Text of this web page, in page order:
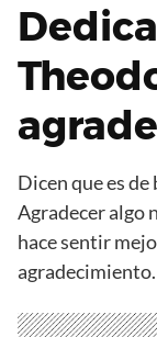
Dicen que es
Agradecer algo
hace sentir
agradecimiento.